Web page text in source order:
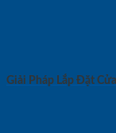
Giải Pháp Lắp Đặt